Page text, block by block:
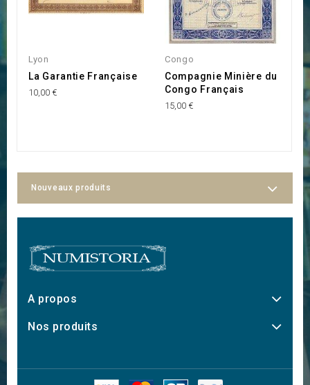
Lyon
La Garantie Française
10,00 €
Congo
Compagnie Minière du
Congo Français
15,00 €
Nouveaux produits
A propos
Nos produits